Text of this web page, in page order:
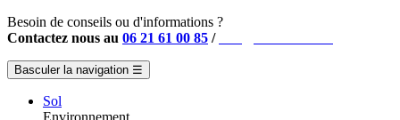
Besoin de conseils ou d'informations ?
Contactez nous au 06 21 61 00 85 /
Basculer la navigation ☰
Sol
Environnement